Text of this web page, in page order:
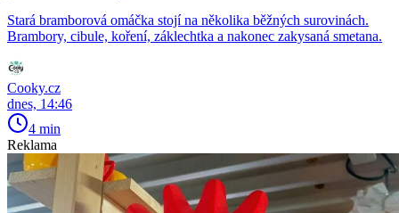
Stará bramborová omáčka stojí na několika běžných surovinách.
Brambory, cibule, koření, záklechtka a nakonec zakysaná smetana.
Cooky.cz
dnes, 14:46
4 min
Reklama